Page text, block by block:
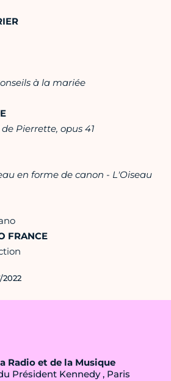
Radio et de la Musique
Président Kennedy , Paris
à la mariée
Pierrette, opus 41
en forme de canon - L'Oiseau
FRANCE
2022